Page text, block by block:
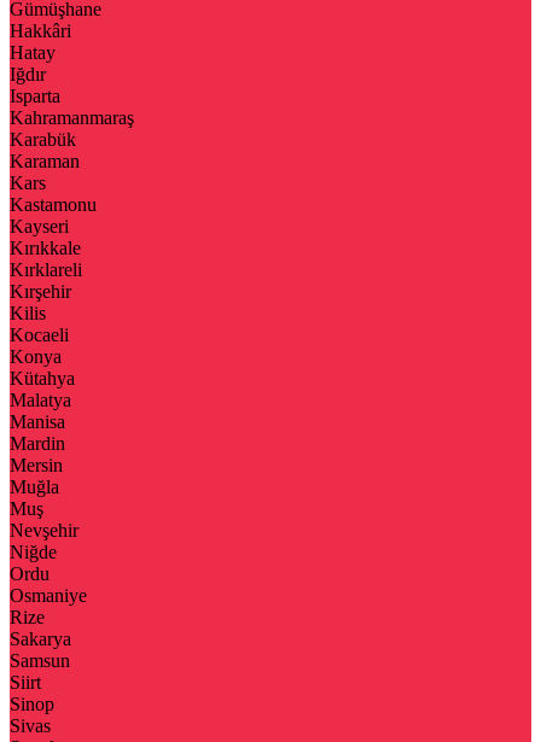
Gümüşhane
Hakkâri
Hatay
Iğdır
Isparta
Kahramanmaraş
Karabük
Karaman
Kars
Kastamonu
Kayseri
Kırıkkale
Kırklareli
Kırşehir
Kilis
Kocaeli
Konya
Kütahya
Malatya
Manisa
Mardin
Mersin
Muğla
Muş
Nevşehir
Niğde
Ordu
Osmaniye
Rize
Sakarya
Samsun
Siirt
Sinop
Sivas